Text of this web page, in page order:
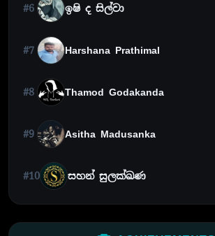
#6 ඉෂි ද සිල්වා
#7 Harshana Prathimal
#8 Thamod Godakanda
#9 Asitha Madusanka
#10 සහන් සුලක්ඛණ